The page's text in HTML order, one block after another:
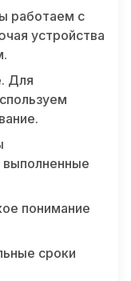
работаем с
устройства
Для
выполненные
понимание
сроки